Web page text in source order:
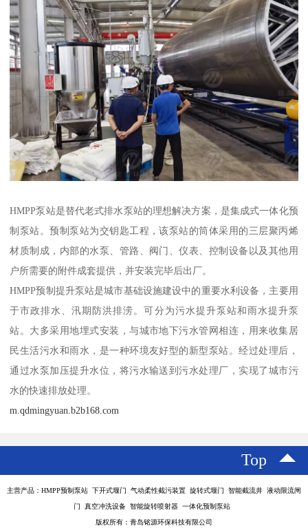
HMPP泵站是替代老式排水泵站的理想解决方案，是集成式一体化预
制泵站。预制泵站为交钥匙工程，该泵站的筒体采用的三层聚丙烯
材质制成，内部的水泵、管路、阀门、仪表、控制设备以及其他用
户所需要的附件成套提供，并安装完毕后出厂。
HMPP预制提升泵站是城市基础设施建设中的重要水利设备，主要用
于市政排水、汛期防洪排涝。可分为污水提升泵站和雨水提升泵
站。大多采用地埋式安装，与城市地下污水管网相连，用来收集居
民生活污水和雨水，是一种环境友好型的新型泵站。经过处理后，
通过水泵加压提升水位，将污水输送到污水处理厂，实现了城市污
水的快速排放处理。
m.qdmingyuan.b2b168.com
Top
主营产品：HMPP预制泵站 下开式堰门 气动柔性截污装置 旋转式堰门 智能截流井 液动限流闸
门 真空冲洗设备 智能旋转喷射器 一体化预制泵站
版权所有：青岛铭源环保科技有限公司